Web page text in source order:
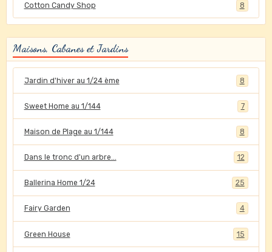
Cotton Candy Shop 8
Maisons, Cabanes et Jardins
Jardin d'hiver au 1/24 ème 8
Sweet Home au 1/144 7
Maison de Plage au 1/144 8
Dans le tronc d'un arbre... 12
Ballerina Home 1/24 25
Fairy Garden 4
Green House 15